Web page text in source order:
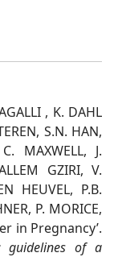
, K. DAHL
S.N. HAN,
MAXWELL, J.
GZIRI, V.
HEUVEL, P.B.
P. MORICE,
in Pregnancy’.
guidelines of a